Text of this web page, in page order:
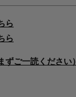
ら
ら
ご一読ください）